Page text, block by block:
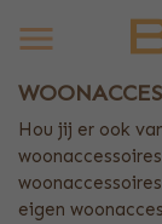
Hou jij er ook
eigen